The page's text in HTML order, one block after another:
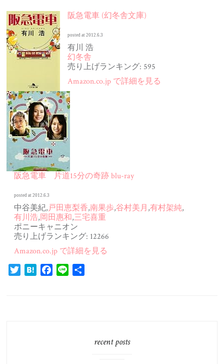
阪急電車 (幻冬舎文庫)
posted at 2012.6.3
有川 浩
幻冬舎
売り上げランキング: 595
Amazon.co.jp で詳細を見る
阪急電車 片道15分の奇跡 blu-ray
posted at 2012.6.3
中谷美紀,戸田恵梨香,南果歩,谷村美月,有村架純,
有川浩,岡田惠和,三宅喜重
ポニーキャニオン
売り上げランキング: 12266
Amazon.co.jp で詳細を見る
TwitterHatenaFacebook
Line
recent posts